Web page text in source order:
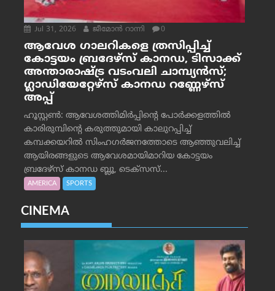
Jul 31, 2026 ജീമോന്‍ റാന്നി 0
ആവേശ ഗാലറികളെ ത്രസിപ്പിച്ച്
കോട്ടയം ബ്രദേഴ്‌സ് കാനഡ, ടിസാക്ക്
അന്താരാഷ്ട്ര വടംവലി ചാമ്പ്യന്‍സ്;
ഗ്ലാഡിയേറ്റേഴ്‌സ് കാനഡ റണ്ണേഴ്‌സ്
അപ്പ്
ഹൂസ്റ്റണ്‍: ആവേശത്തിമിര്‍പ്പിന്റെ പോര്‍ക്കളത്തില്‍
കാരിരുമ്പിന്റെ കരുത്തുമായി കാലുറപ്പിച്ച്
കമ്പക്കയറില്‍ സിംഹഗര്‍ജനത്തോടെ ആഞ്ഞുവലിച്ച്
ആയിരങ്ങളുടെ ആവേശമായിമാറിയ കോട്ടയം
ബ്രദേഴ്‌സ് കാനഡ ബ്ലൂ, ടെക്‌സസ്...
AMERICA SPORTS
CINEMA